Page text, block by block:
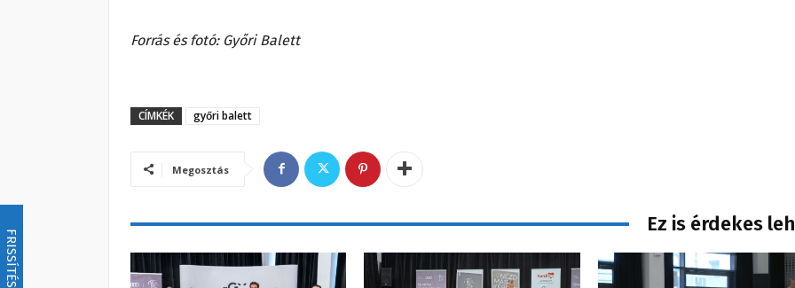
FRISSÍTÉS
Forrás és fotó: Győri Balett
CÍMKÉK győri balett
Megosztás
Ez is érdekes